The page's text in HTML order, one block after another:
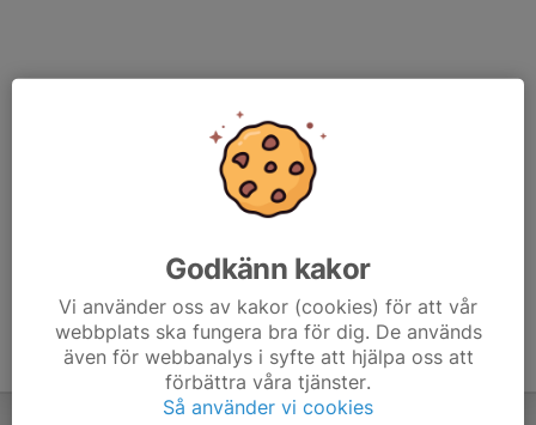
Godkänn kakor
Vi använder oss av kakor (cookies) för att vår
webbplats ska fungera bra för dig. De används
även för webbanalys i syfte att hjälpa oss att
förbättra våra tjänster.
Så använder vi cookies